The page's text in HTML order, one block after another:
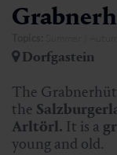
Dorfgastein
The
the
Arltörl. It is a
young and old.